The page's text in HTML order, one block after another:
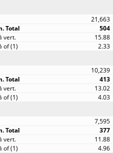
21,663
504
15.88
2.33
10,239
413
13.02
4.03
7,595
377
11.88
4.96